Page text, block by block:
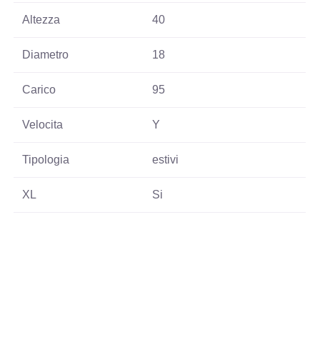
Altezza 40
Diametro 18
Carico 95
Velocita Y
Tipologia estivi
XL Si